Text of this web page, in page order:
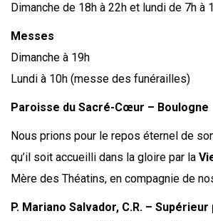
Dimanche de 18h à 22h et lundi de 7h à
Messes
Dimanche à 19h
Lundi à 10h (messe des funérailles)
Paroisse du Sacré-Cœur – Boulogne
Nous prions pour le repos éternel de
qu’il soit accueilli dans la gloire par la
Mère des Théatins, en compagnie de
P. Mariano Salvador, C.R. – Supérieur